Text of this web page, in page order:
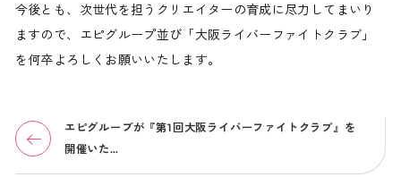
今後とも、次世代を担うクリエイターの育成に尽力してまいり
ますので、エピグループ並び「大阪ライバーファイトクラブ」
を何卒よろしくお願いいたします。
エピグループが『第1回大阪ライバーファイトクラブ』を
開催いた…